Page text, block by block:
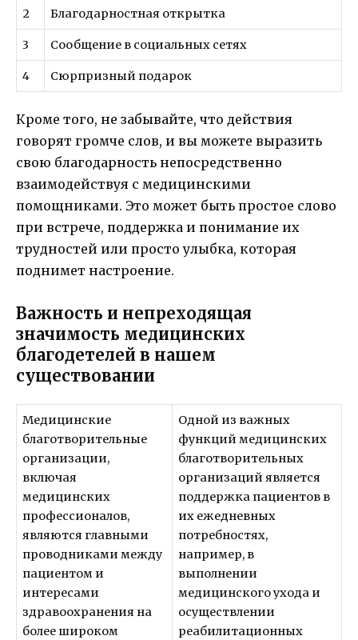
2 Благодарностная открытка
3 Сообщение в социальных сетях
4 Сюрпризный подарок
Кроме того, не забывайте, что действия
говорят громче слов, и вы можете выразить
свою благодарность непосредственно
взаимодействуя с медицинскими
помощниками. Это может быть простое слово
при встрече, поддержка и понимание их
трудностей или просто улыбка, которая
поднимет настроение.
Важность и непреходящая
значимость медицинских
благодетелей в нашем
существовании
Медицинские
благотворительные
организации,
включая
медицинских
профессионалов,
являются главными
проводниками между
пациентом и
интересами
здравоохранения на
более широком
Одной из важных
функций медицинских
благотворительных
организаций является
поддержка пациентов в
их ежедневных
потребностях,
например, в
выполнении
медицинского ухода и
осуществлении
реабилитационных